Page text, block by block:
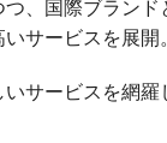
、国際ブランド
サービスを展開
サービスを網羅